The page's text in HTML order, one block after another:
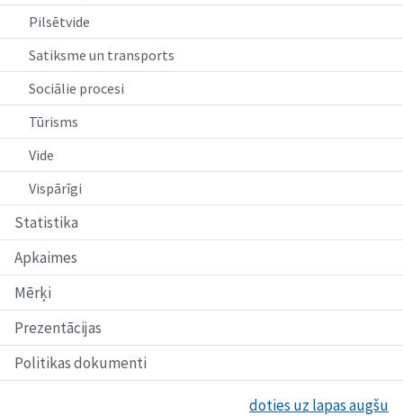
Pilsētvide
Satiksme un transports
Sociālie procesi
Tūrisms
Vide
Vispārīgi
Statistika
Apkaimes
Mērķi
Prezentācijas
Politikas dokumenti
doties uz lapas augšu